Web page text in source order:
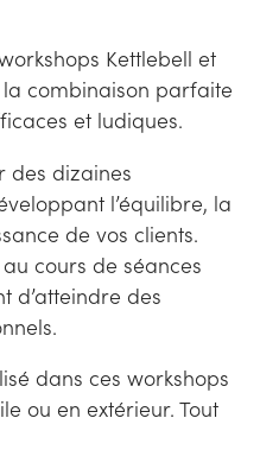
Kettlebell et
la combinaison parfaite
et ludiques.
des dizaines
l’équilibre, la
de vos clients.
cours de séances
d’atteindre des
dans ces workshops
ou en extérieur. Tout